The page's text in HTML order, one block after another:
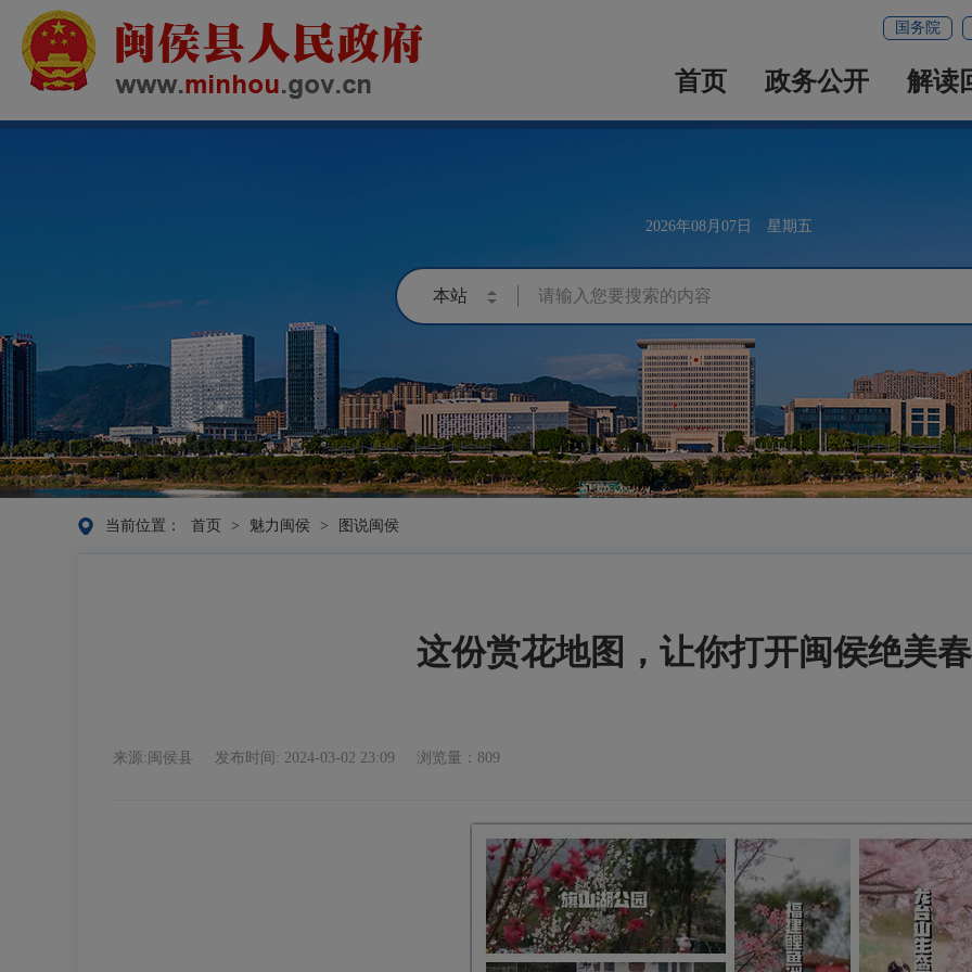
国务院
首页 政务公开 解读
2026年08月07日 星期五
当前位置： 首页 > 魅力闽侯 > 图说闽侯
这份赏花地图，让你打开闽侯绝美
来源:闽侯县 发布时间: 2024-03-02 23:09 浏览量：809